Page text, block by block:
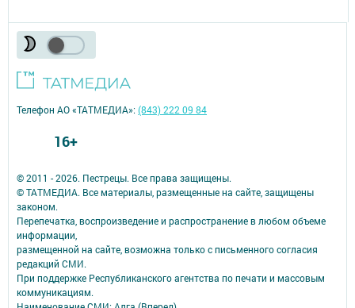
© 2011 - 2026. Пестрецы. Все права защищены.
© ТАТМЕДИА. Все материалы, размещенные на сайте, защищены
законом.
Перепечатка, воспроизведение и распространение в любом объеме
информации,
размещенной на сайте, возможна только с письменного согласия
редакций СМИ.
При поддержке Республиканского агентства по печати и массовым
коммуникациям.
Телефон АО «ТАТМЕДИА»:(843) 222 09 84
16+